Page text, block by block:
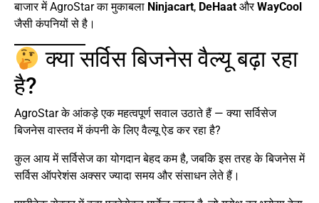
बाजार में AgroStar का मुकाबला Ninjacart, DeHaat औरWayCool
जैसी कंपनियों से है।
क्या सर्विस बिजनेस वैल्यू बढ़ा रहा
है?
AgroStar के आंकड़े एक महत्वपूर्ण सवाल उठाते हैं — क्या सर्विसेज
बिजनेस वास्तव में कंपनी के लिए वैल्यू ऐड कर रहा है?
कुल आय में सर्विसेज का योगदान बेहद कम है, जबकि इस तरह के बिजनेस में
सर्विस ऑपरेशंस अक्सर ज्यादा समय और संसाधन लेते हैं।